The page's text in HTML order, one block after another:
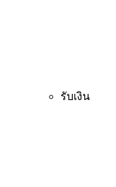
รับเงิน